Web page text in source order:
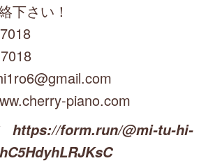
下さい！
piano.com
https://form.run/@mi-tu-hi-